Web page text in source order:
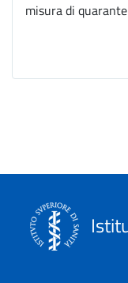
misura di